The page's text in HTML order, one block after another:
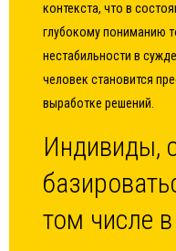
контекста, что в
глубокому пониманию
нестабильности в
человек становится
выработке решений.
Индивиды,
том числе